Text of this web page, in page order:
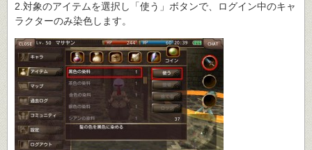
2.対象のアイテムを選択し「使う」ボタンで、ログイン中のキャ
ラクターのみ染色します。